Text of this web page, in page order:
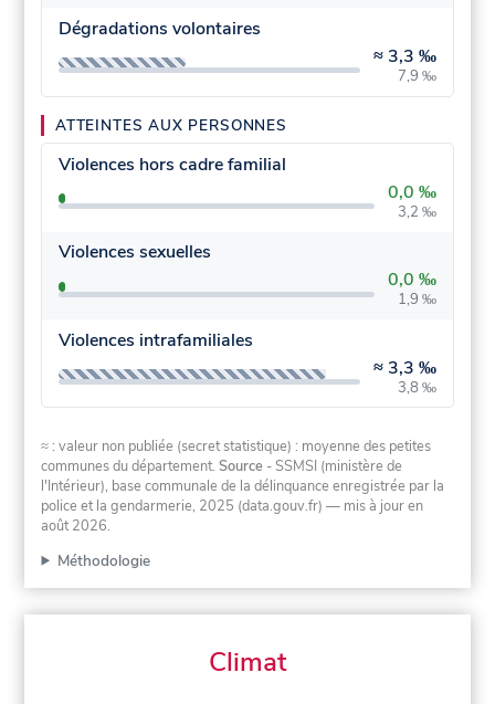
Dégradations volontaires
≈ 3,3 ‰
7,9 ‰
ATTEINTES AUX PERSONNES
Violences hors cadre familial
0,0 ‰
3,2 ‰
Violences sexuelles
0,0 ‰
1,9 ‰
Violences intrafamiliales
≈ 3,3 ‰
3,8 ‰
≈ : valeur non publiée (secret statistique) : moyenne des petites
communes du département.Source - SSMSI (ministère de
l'Intérieur), base communale de la délinquance enregistrée par la
police et la gendarmerie, 2025 (data.gouv.fr) — mis à jour en
août 2026.
Méthodologie
Climat